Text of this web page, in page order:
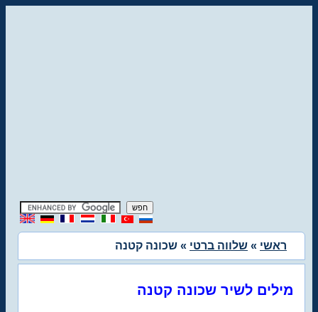
ראשי » שלווה ברטי » שכונה קטנה
מילים לשיר שכונה קטנה